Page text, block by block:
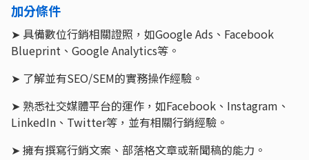
加分條件
➤ 具備數位行銷相關證照，如Google Ads、Facebook
Blueprint、Google Analytics等。
➤ 了解並有SEO/SEM的實務操作經驗。
➤ 熟悉社交媒體平台的運作，如Facebook、Instagram、
LinkedIn、Twitter等，並有相關行銷經驗。
➤ 擁有撰寫行銷文案、部落格文章或新聞稿的能力。